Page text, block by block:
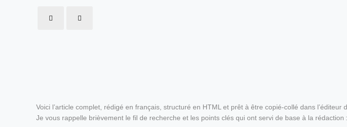
Voici l’article complet, rédigé en français, structuré en HTML et prêt à être copié‑collé dans l’éditeur
Je vous rappelle brièvement le fil de recherche et les points clés qui ont servi de base à la rédaction :